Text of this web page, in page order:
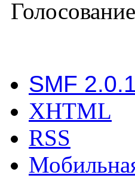
Голосование
SMF
XHTML
RSS